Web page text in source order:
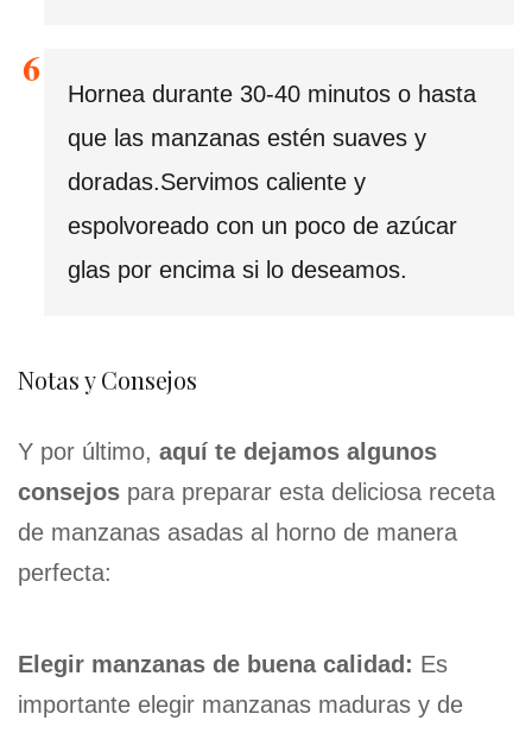
Hornea durante 30-40 minutos o hasta
que las manzanas estén suaves y
doradas.Servimos caliente y
espolvoreado con un poco de azúcar
glas por encima si lo deseamos.
Notas y Consejos
Y por último, aquí te dejamos algunos
consejos para preparar esta deliciosa receta
de manzanas asadas al horno de manera
perfecta:
Elegir manzanas de buena calidad: Es
importante elegir manzanas maduras y de